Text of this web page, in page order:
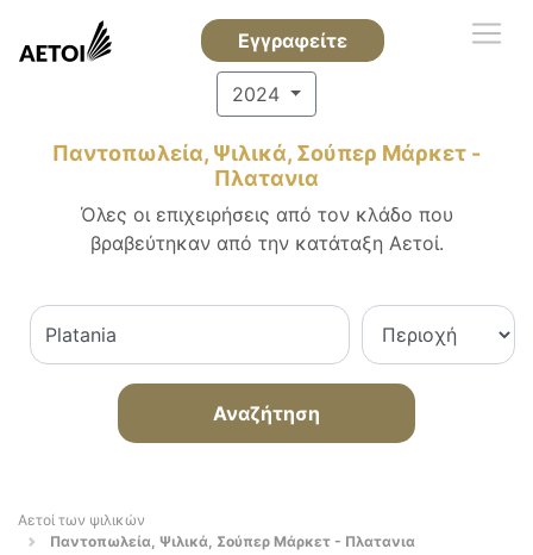
Εγγραφείτε
2024
Παντοπωλεία, Ψιλικά, Σούπερ Μάρκετ -
Πλατανια
Όλες οι επιχειρήσεις από τον κλάδο που
βραβεύτηκαν από την κατάταξη Αετοί.
Αναζήτηση
Αετοί των ψιλικών
Παντοπωλεία, Ψιλικά, Σούπερ Μάρκετ - Πλατανια